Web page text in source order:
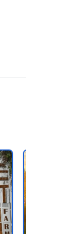
a tus favoritos